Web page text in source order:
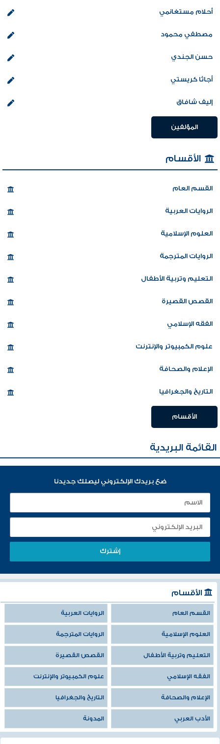
أحلام مستغانمي
مصطفي محمود
حسن الجندي
أجاثا كريستي
إليف شافاق
المؤلفين
الأقسام
القسم العام
الروايات العربية
العلوم الإسلامية
الروايات المترجمة
التعليم وتربية الأطفال
القصص القصيرة
الفقه الإسلامي
علوم الكمبيوتر والإنترنت
الإعلام والصحافة
التاريخ والجغرافيا
الأقسام
القائمة البريدية
ضع بريدك الإلكتروني ليصلك جديدنا
الأقسام
القسم العام الروايات العربية
العلوم الإسلامية الروايات المترجمة
التعليم وتربية الأطفال القصص القصيرة
الفقه الإسلامي علوم الكمبيوتر والإنترنت
الإعلام والصحافة التاريخ والجغرافيا
الأدب العربي المدونة